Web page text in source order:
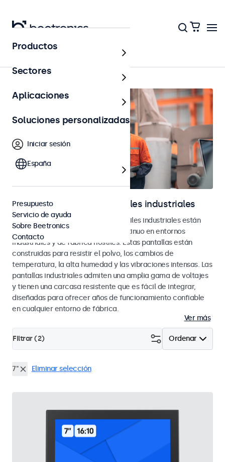
Industrial
Monitores y pantallas táctiles industriales
Nuestros monitores y pantallas táctiles industriales están
diseñados para un rendimiento continuo en entornos
industriales y de fábrica hostiles. Estas pantallas están
construidas para resistir el polvo, los cambios de
temperatura, la alta humedad y las vibraciones intensas. Las
pantallas industriales admiten una amplia gama de voltajes
y tienen una carcasa resistente que es fácil de integrar,
diseñadas para ofrecer años de funcionamiento confiable
en cualquier entorno de fábrica.
Ver más
Ordenar
Filtrar (2)
7" Eliminar selección
Productos
Sectores
Aplicaciones
Soluciones personalizadas
Iniciar sesión
España
Presupuesto
Servicio de ayuda
Sobre Beetronics
Contacto